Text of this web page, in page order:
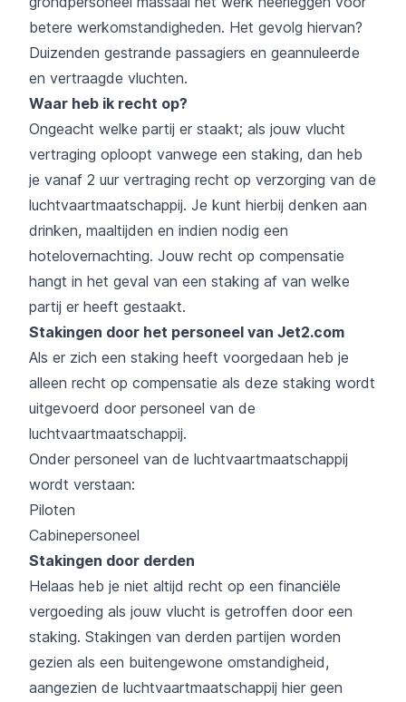
betere werkomstandigheden. Het gevolg hiervan?
Duizenden gestrande passagiers en geannuleerde
en vertraagde vluchten.
Waar heb ik recht op?
Ongeacht welke partij er staakt; als jouw vlucht
vertraging oploopt vanwege een staking, dan heb
je vanaf 2 uur vertraging recht op verzorging van de
luchtvaartmaatschappij. Je kunt hierbij denken aan
drinken, maaltijden en indien nodig een
hotelovernachting. Jouw recht op compensatie
hangt in het geval van een staking af van welke
partij er heeft gestaakt.
Stakingen door het personeel van Jet2.com
Als er zich een staking heeft voorgedaan heb je
alleen recht op compensatie als deze staking wordt
uitgevoerd door personeel van de
luchtvaartmaatschappij.
Onder personeel van de luchtvaartmaatschappij
wordt verstaan:
Piloten
Cabinepersoneel
Stakingen door derden
Helaas heb je niet altijd recht op een financiële
vergoeding als jouw vlucht is getroffen door een
staking. Stakingen van derden partijen worden
gezien als een buitengewone omstandigheid,
aangezien de luchtvaartmaatschappij hier geen